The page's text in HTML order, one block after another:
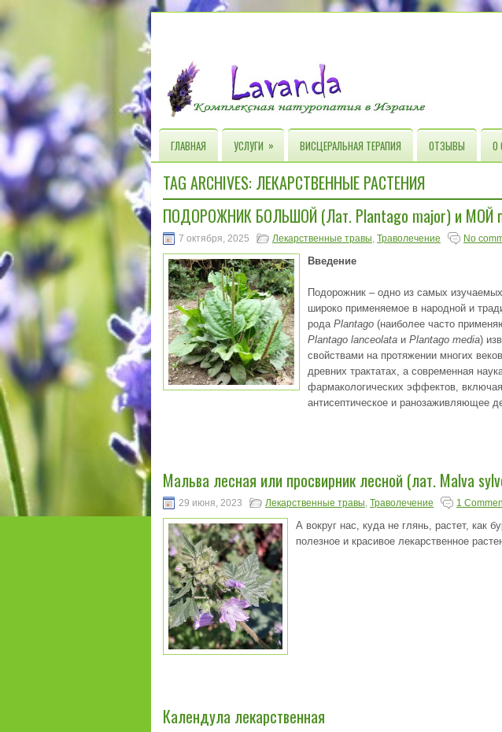
ГЛАВНАЯ УСЛУГИ » ВИСЦЕРАЛЬНАЯ ТЕРАПИЯ ОТЗЫВЫ О
TAG ARCHIVES: ЛЕКАРСТВЕННЫЕ РАСТЕНИЯ
ПОДОРОЖНИК БОЛЬШОЙ (Лат. Plantago major) и МОЙ
7 октября, 2025 Лекарственные травы, Траволечение No
Введение
Подорожник – одно из самых
широко применяемое в народной и
рода Plantago (наиболее часто
Plantago lanceolata и Plantago media)
свойствами на протяжении многих
древних трактатах, а современная
фармакологических эффектов,
антисептическое и ранозаживляющее
Мальва лесная или просвирник лесной (лат. Malva
29 июня, 2023 Лекарственные травы, Траволечение 1
А вокруг нас, куда не глянь, растет, как
полезное и красивое лекарственное
Календула лекарственная